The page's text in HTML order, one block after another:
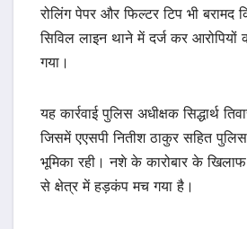
रोलिंग पेपर और फिल्टर टिप भी बरामद
सिविल लाइन थाने में दर्ज कर आरोपियों
गया।
यह कार्रवाई पुलिस अधीक्षक सिद्धार्थ
जिसमें एएसपी नितीश ठाकुर सहित
भूमिका रही। नशे के कारोबार के
से क्षेत्र में हड़कंप मच गया है।